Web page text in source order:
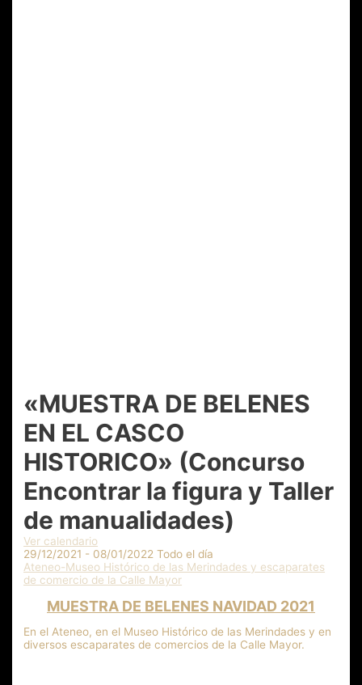
«MUESTRA DE BELENES
EN EL CASCO
HISTORICO» (Concurso
Encontrar la figura y Taller
de manualidades)
Ver calendario
29/12/2021 - 08/01/2022 Todo el día
Ateneo-Museo Histórico de las Merindades y escaparates
de comercio de la Calle Mayor
MUESTRA DE BELENES NAVIDAD 2021
En el Ateneo, en el Museo Histórico de las Merindades y en
diversos escaparates de comercios de la Calle Mayor.